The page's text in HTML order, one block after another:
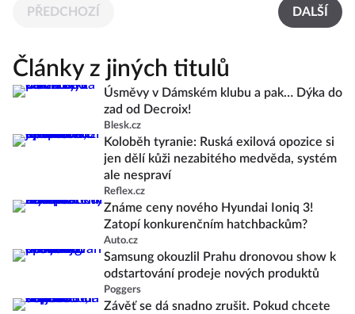
PŘEDCHOZÍ DALŠÍ
Články z jiných titulů
Úsměvy v Dámském klubu a pak… Dýka do
zad od Decroix!
Blesk.cz
Koloběh tyranie: Ruská exilová opozice si
jen dělí kůži nezabitého medvěda, systém
ale nespraví
Reflex.cz
Známe ceny nového Hyundai Ioniq 3!
Zatopí konkurenčním hatchbackům?
Auto.cz
Samsung okouzlil Prahu dronovou show k
odstartování prodeje nových produktů
Poggers
Závěť se dá snadno zrušit. Pokud chcete